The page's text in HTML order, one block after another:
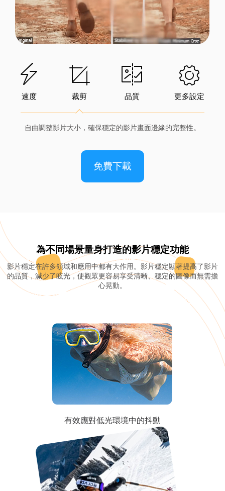
速度 裁剪 品質 更多設定
自由調整影片大小，確保穩定的影片畫面邊緣的完整性。
免費下載
為不同場景量身打造的影片穩定功能
影片穩定在許多領域和應用中都有大作用。影片穩定顯著提高了影片
的品質，減少了眩光，使觀眾更容易享受清晰、穩定的圖像而無需擔
心晃動。
有效應對低光環境中的抖動